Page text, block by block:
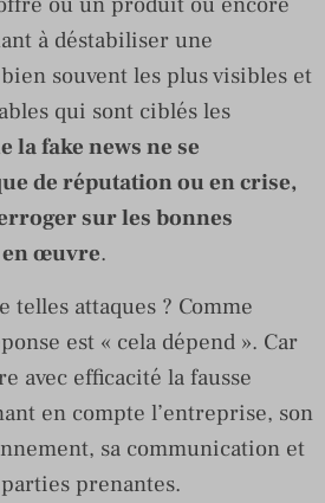
à déstabiliser une
souvent les plus visibles et
qui sont ciblés les
la fake news ne se
de réputation ou en crise,
sur les bonnes
œuvre.
telles attaques ? Comme
est « cela dépend ». Car
avec efficacité la fausse
en compte l’entreprise, son
sa communication et
prenantes.